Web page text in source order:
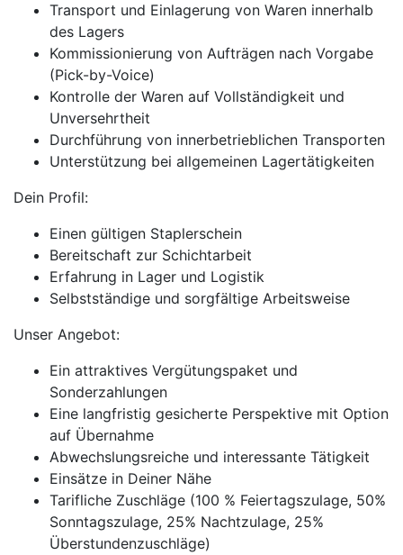
Transport und Einlagerung von Waren innerhalb
des Lagers
Kommissionierung von Aufträgen nach Vorgabe
(Pick-by-Voice)
Kontrolle der Waren auf Vollständigkeit und
Unversehrtheit
Durchführung von innerbetrieblichen Transporten
Unterstützung bei allgemeinen Lagertätigkeiten
Dein Profil:
Einen gültigen Staplerschein
Bereitschaft zur Schichtarbeit
Erfahrung in Lager und Logistik
Selbstständige und sorgfältige Arbeitsweise
Unser Angebot:
Ein attraktives Vergütungspaket und
Sonderzahlungen
Eine langfristig gesicherte Perspektive mit Option
auf Übernahme
Abwechslungsreiche und interessante Tätigkeit
Einsätze in Deiner Nähe
Tarifliche Zuschläge (100 % Feiertagszulage, 50%
Sonntagszulage, 25% Nachtzulage, 25%
Überstundenzuschläge)